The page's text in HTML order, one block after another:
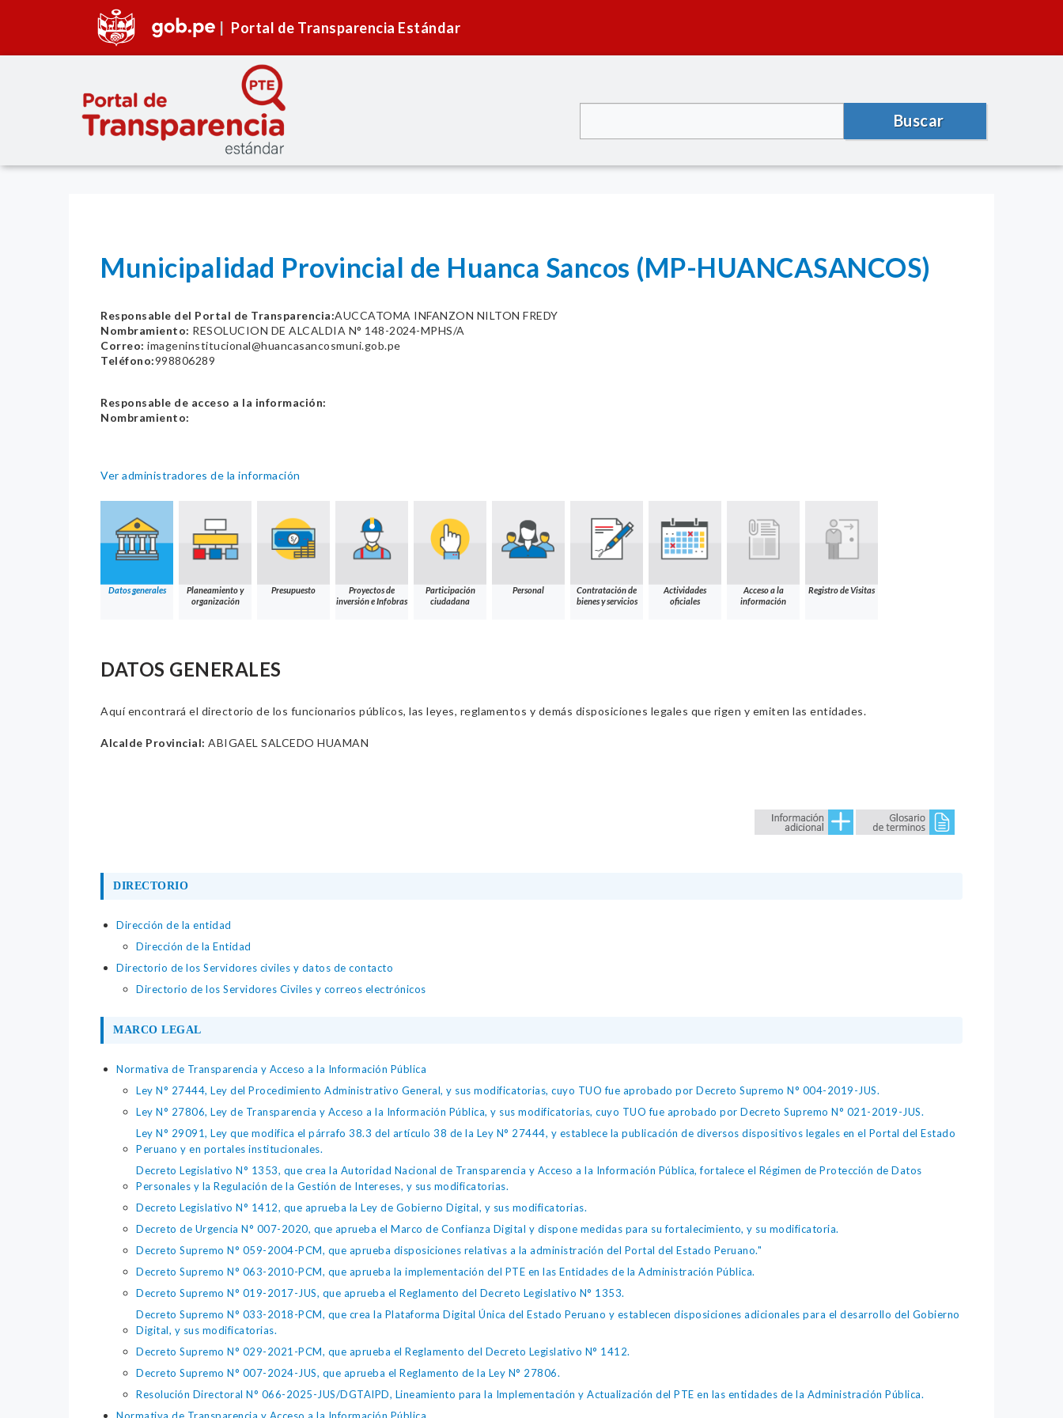
Portal de Transparencia Estándar
Buscar
Municipalidad Provincial de Huanca Sancos (MP-HUANCASANCOS)
Responsable del Portal de Transparencia:AUCCATOMA INFANZON NILTON FREDY
Nombramiento: RESOLUCION DE ALCALDIA N° 148-2024-MPHS/A
Correo: imageninstitucional@huancasancosmuni.gob.pe
Teléfono:998806289
Responsable de acceso a la información:
Nombramiento:
Ver administradores de la información
Datos generales
Planeamiento y
organización
Presupuesto
Proyectos de
inversión e Infobras
Participación
ciudadana
Personal
Contratación de
bienes y servicios
Actividades
oficiales
Acceso a la
información
Registro de Visitas
DATOS GENERALES
Aquí encontrará el directorio de los funcionarios públicos, las leyes, reglamentos y demás disposiciones legales que rigen y emiten las entidades.
Alcalde Provincial: ABIGAEL SALCEDO HUAMAN
DIRECTORIO
Dirección de la entidad
Dirección de la Entidad
Directorio de los Servidores civiles y datos de contacto
Directorio de los Servidores Civiles y correos electrónicos
MARCO LEGAL
Normativa de Transparencia y Acceso a la Información Pública
Ley N° 27444, Ley del Procedimiento Administrativo General, y sus modificatorias, cuyo TUO fue aprobado por Decreto Supremo N° 004-2019-JUS.
Ley N° 27806, Ley de Transparencia y Acceso a la Información Pública, y sus modificatorias, cuyo TUO fue aprobado por Decreto Supremo N° 021-2019-JUS.
Ley N° 29091, Ley que modifica el párrafo 38.3 del artículo 38 de la Ley N° 27444, y establece la publicación de diversos dispositivos legales en el Portal del Estado
Peruano y en portales institucionales.
Decreto Legislativo N° 1353, que crea la Autoridad Nacional de Transparencia y Acceso a la Información Pública, fortalece el Régimen de Protección de Datos
Personales y la Regulación de la Gestión de Intereses, y sus modificatorias.
Decreto Legislativo N° 1412, que aprueba la Ley de Gobierno Digital, y sus modificatorias.
Decreto de Urgencia N° 007-2020, que aprueba el Marco de Confianza Digital y dispone medidas para su fortalecimiento, y su modificatoria.
Decreto Supremo N° 059-2004-PCM, que aprueba disposiciones relativas a la administración del Portal del Estado Peruano."
Decreto Supremo N° 063-2010-PCM, que aprueba la implementación del PTE en las Entidades de la Administración Pública.
Decreto Supremo N° 019-2017-JUS, que aprueba el Reglamento del Decreto Legislativo N° 1353.
Decreto Supremo N° 033-2018-PCM, que crea la Plataforma Digital Única del Estado Peruano y establecen disposiciones adicionales para el desarrollo del Gobierno
Digital, y sus modificatorias.
Decreto Supremo N° 029-2021-PCM, que aprueba el Reglamento del Decreto Legislativo N° 1412.
Decreto Supremo N° 007-2024-JUS, que aprueba el Reglamento de la Ley N° 27806.
Resolución Directoral N° 066-2025-JUS/DGTAIPD, Lineamiento para la Implementación y Actualización del PTE en las entidades de la Administración Pública.